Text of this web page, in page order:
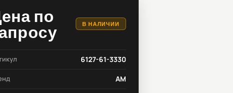
по
В НАЛИЧИИ
6127-61-3330
AM